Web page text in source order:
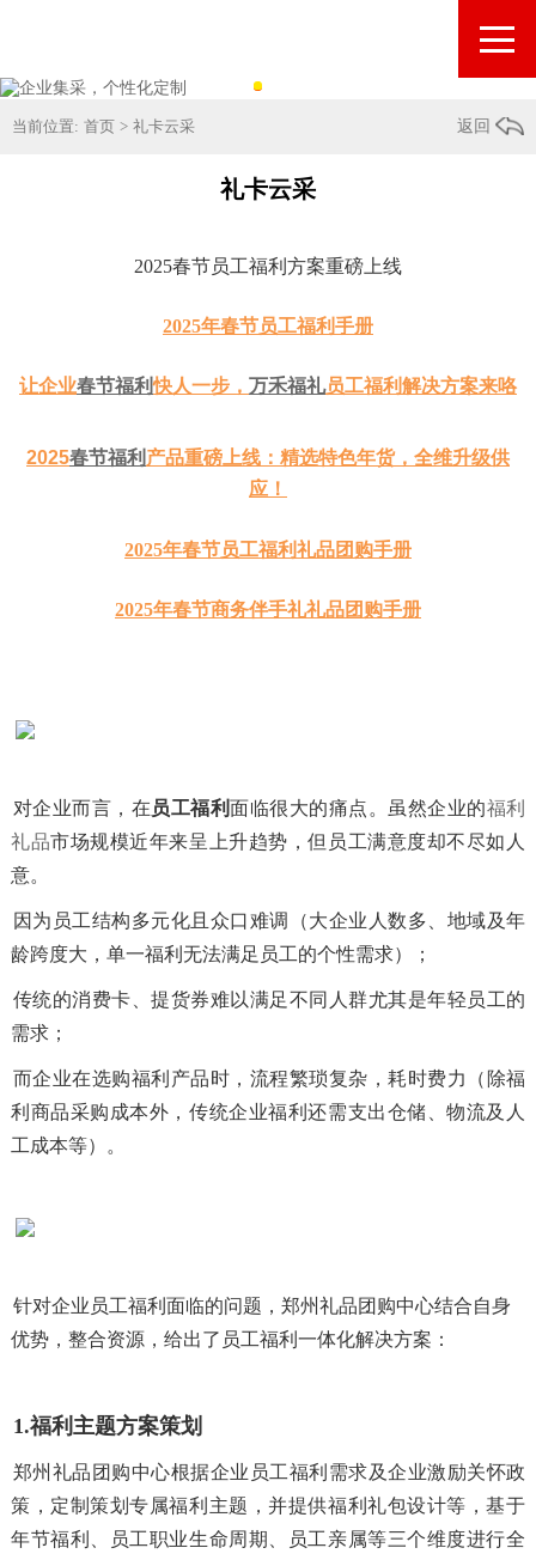
当前位置: 首页 > 礼卡云采 返回
礼卡云采
2025春节员工福利方案重磅上线
2025年春节员工福利手册
让企业春节福利快人一步， 万禾福礼员工福利解决方案来咯
2025春节福利 产品重磅上线：精选特色年货，全维升级供
应！
2025年春节员工福利礼品团购手册
2025年春节商务伴手礼礼品团购手册
对企业而言，在 员工福利面临很大的痛点。虽然企业的福利
礼品市场规模近年来呈上升趋势，但员工满意度却不尽如人
意。
因为员工结构多元化且众口难调（大企业人数多、地域及年
龄跨度大，单一福利无法满足员工的个性需求）；
传统的消费卡、提货券难以满足不同人群尤其是年轻员工的
需求；
而企业在选购福利产品时，流程繁琐复杂，耗时费力（除福
利商品采购成本外，传统企业福利还需支出仓储、物流及人
工成本等）。
针对企业员工福利面临的问题 ，郑州礼品团购中心结合自身
优势，整合资源，给出了员工福利一体化解决方案：
1.福利主题方案策划
郑州礼品团购中心根据企业员工福利需求及企业激励关怀政
策，定制策划专属福利主题，并提供福利礼包设计等，基于
年节福利、员工职业生命周期、员工亲属等三个维度进行全